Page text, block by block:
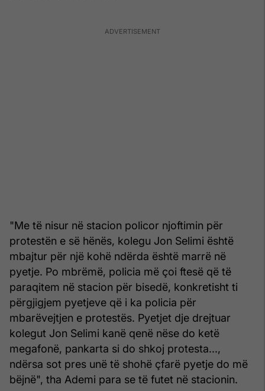
"Me të nisur në stacion policor njoftimin për
protestën e së hënës, kolegu Jon Selimi është
mbajtur për një kohë ndërda është marrë në
pyetje. Po mbrëmë, policia më çoi ftesë që të
paraqitem në stacion për bisedë, konkretisht ti
përgjigjem pyetjeve që i ka policia për
mbarëvejtjen e protestës. Pyetjet dje drejtuar
kolegut Jon Selimi kanë qenë nëse do ketë
megafonë, pankarta si do shkoj protesta...,
ndërsa sot pres unë të shohë çfarë pyetje do më
bëjnë", tha Ademi para se të futet në stacionin.